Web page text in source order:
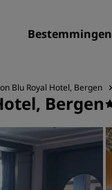
Bestemmingen
Blu Royal Hotel, Bergen
Bergen